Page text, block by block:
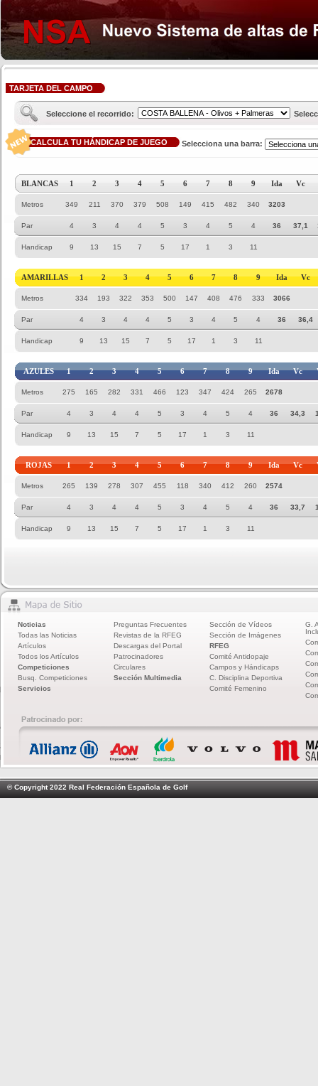
TARJETA DEL CAMPO
Seleccione el recorrido:
CALCULA TU HÁNDICAP DE JUEGO Selecciona una barra:
BLANCAS 1 2 3 4 5 6 7 8 9 Ida Vc
Metros 349 211 370 379 508 149 415 482 340 3203
Par 4 3 4 4 5 3 4 5 4 36 37,1
Handicap 9 13 15 7 5 17 1 3 11
AMARILLAS 1 2 3 4 5 6 7 8 9 Ida Vc
Metros 334 193 322 353 500 147 408 476 333 3066
Par 4 3 4 4 5 3 4 5 4 36 36,4
Handicap 9 13 15 7 5 17 1 3 11
AZULES 1 2 3 4 5 6 7 8 9 Ida Vc
Metros 275 165 282 331 466 123 347 424 265 2678
Par 4 3 4 4 5 3 4 5 4 36 34,3
Handicap 9 13 15 7 5 17 1 3 11
ROJAS 1 2 3 4 5 6 7 8 9 Ida Vc
Metros 265 139 278 307 455 118 340 412 260 2574
Par 4 3 4 4 5 3 4 5 4 36 33,7
Handicap 9 13 15 7 5 17 1 3 11
Noticias
Todas las Noticias
Artículos
Todos los Artículos
Competiciones
Busq. Competiciones
Servicios
Preguntas Frecuentes
Revistas de la RFEG
Descargas del Portal
Patrocinadores
Circulares
Sección Multimedia
Sección de Vídeos
Sección de Imágenes
RFEG
Comité Antidopaje
Campos y Hándicaps
C. Disciplina Deportiva
Comité Femenino
G.
© Copyright 2022 Real Federación Española de Golf